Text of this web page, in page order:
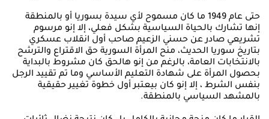
حتى عام 1949 ما كان مسموح لأي سيدة بسوريا أو بالمنطقة
إنها تشارك بالحياة السياسية بشكل فعلي، إلا إنو مرسوم
تشريعي صادر عن حسني الزعيم صاحب أول انقلاب عسكري
بتاريخ سوريا الحديث، منح المرأة السورية حق الاقتراع والترشح
بالانتخابات العامة، بالرغم من إنو هالحق كان مشروط بالبداية
بحصول المرأة على شهادة التعليم الأساسي وما تم تقييد الرجل
بنفس الشرط ، إلا إنو كان بيعتبر أول خطوة تغيير حقيقية
بالمشهد السياسي بالمنطقة.